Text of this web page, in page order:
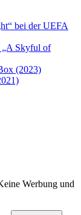
bei der UEFA
Skyful of
(2023)
Werbung und